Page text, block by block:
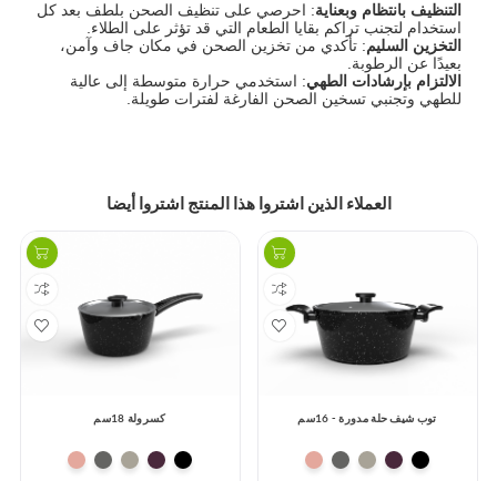
التنظيف بانتظام وبعناية: احرصي على تنظيف الصحن بلطف بعد كل
استخدام لتجنب تراكم بقايا الطعام التي قد تؤثر على الطلاء.
التخزين السليم: تأكدي من تخزين الصحن في مكان جاف وآمن،
بعيدًا عن الرطوبة.
الالتزام بإرشادات الطهي: استخدمي حرارة متوسطة إلى عالية
للطهي وتجنبي تسخين الصحن الفارغة لفترات طويلة.
العملاء الذين اشتروا هذا المنتج اشتروا أيضا
كسرولة 18سم طقم حلل جرانيت توب شيف - 17 قطعة